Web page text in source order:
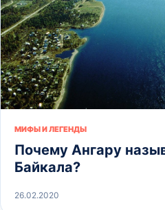
МИФЫ И ЛЕГЕНДЫ
Почему Ангару
Байкала?
26.02.2020